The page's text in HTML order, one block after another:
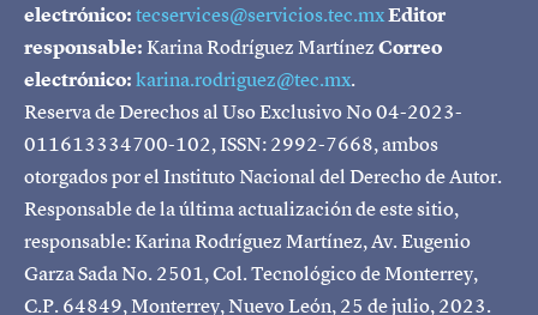
electrónico:tecservices@servicios.tec.mxEditor
responsable:Karina Rodríguez MartínezCorreo
electrónico:karina.rodriguez@tec.mx.
Reserva de Derechos al Uso Exclusivo No 04-2023-
011613334700-102, ISSN: 2992-7668, ambos
otorgados por el Instituto Nacional del Derecho de Autor.
Responsable de la última actualización de este sitio,
responsable: Karina Rodríguez Martínez, Av. Eugenio
Garza Sada No. 2501, Col. Tecnológico de Monterrey,
C.P. 64849, Monterrey, Nuevo León, 25 de julio, 2023.